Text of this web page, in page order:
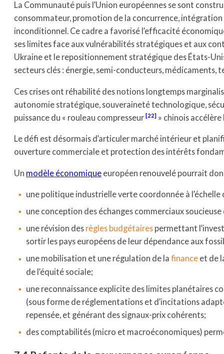
La Communauté puis l’Union européennes se sont
consommateur, promotion de la concurrence,
inconditionnel. Ce cadre a favorisé l’efficacité
ses limites face aux vulnérabilités stratégiques et aux
Ukraine et le repositionnement stratégique des États-
secteurs clés : énergie, semi-conducteurs, médicaments,
Ces crises ont réhabilité des notions longtemps
autonomie stratégique, souveraineté technologique,
puissance du « rouleau compresseur
22 » chinois
Le défi est désormais d’articuler marché intérieur et
ouverture commerciale et protection des intérêts
Un modèle économique européen renouvelé pourrait
une politique industrielle verte coordonnée à
une conception des échanges commerciaux
une révision des règles budgétaires permettant
sortir les pays européens de leur dépendance aux
une mobilisation et une régulation de la finance et de
de l’équité sociale;
une reconnaissance explicite des limites planétaires
(sous forme de réglementations et d’incitations
repensée, et générant des signaux-prix cohérents;
des comptabilités (micro et macroéconomiques)